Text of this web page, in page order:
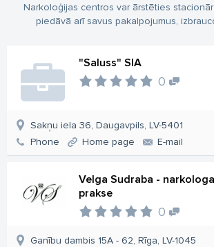
Narkoloģijas centros var ārstēties
piedāvā arī savus pakalpojumus,
"Saluss" SIA
0
Sakņu iela 36, Daugavpils, LV-5401
Phone
Home page E-mail
Velga Sudraba -
prakse
0
Ganību dambis 15A - 62, Rīga, LV-1045